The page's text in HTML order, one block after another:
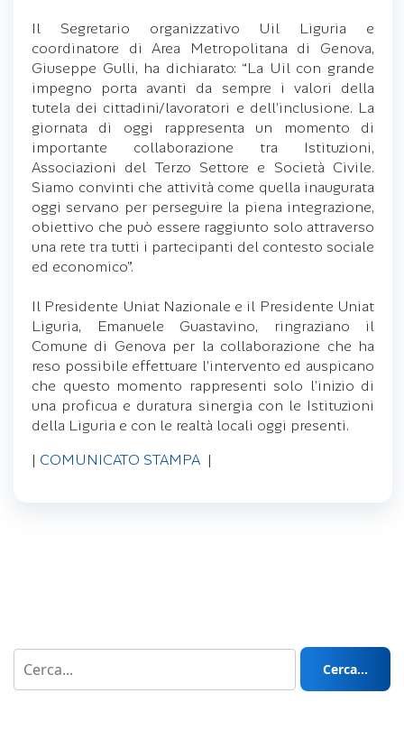
Il Segretario organizzativo Uil Liguria e
coordinatore di Area Metropolitana di Genova,
Giuseppe Gulli, ha dichiarato: “La Uil con grande
impegno porta avanti da sempre i valori della
tutela dei cittadini/lavoratori e dell’inclusione. La
giornata di oggi rappresenta un momento di
importante collaborazione tra Istituzioni,
Associazioni del Terzo Settore e Società Civile.
Siamo convinti che attività come quella inaugurata
oggi servano per perseguire la piena integrazione,
obiettivo che può essere raggiunto solo attraverso
una rete tra tutti i partecipanti del contesto sociale
ed economico”.
Il Presidente Uniat Nazionale e il Presidente Uniat
Liguria, Emanuele Guastavino, ringraziano il
Comune di Genova per la collaborazione che ha
reso possibile effettuare l’intervento ed auspicano
che questo momento rappresenti solo l’inizio di
una proficua e duratura sinergia con le Istituzioni
della Liguria e con le realtà locali oggi presenti.
| COMUNICATO STAMPA |
Cerca...